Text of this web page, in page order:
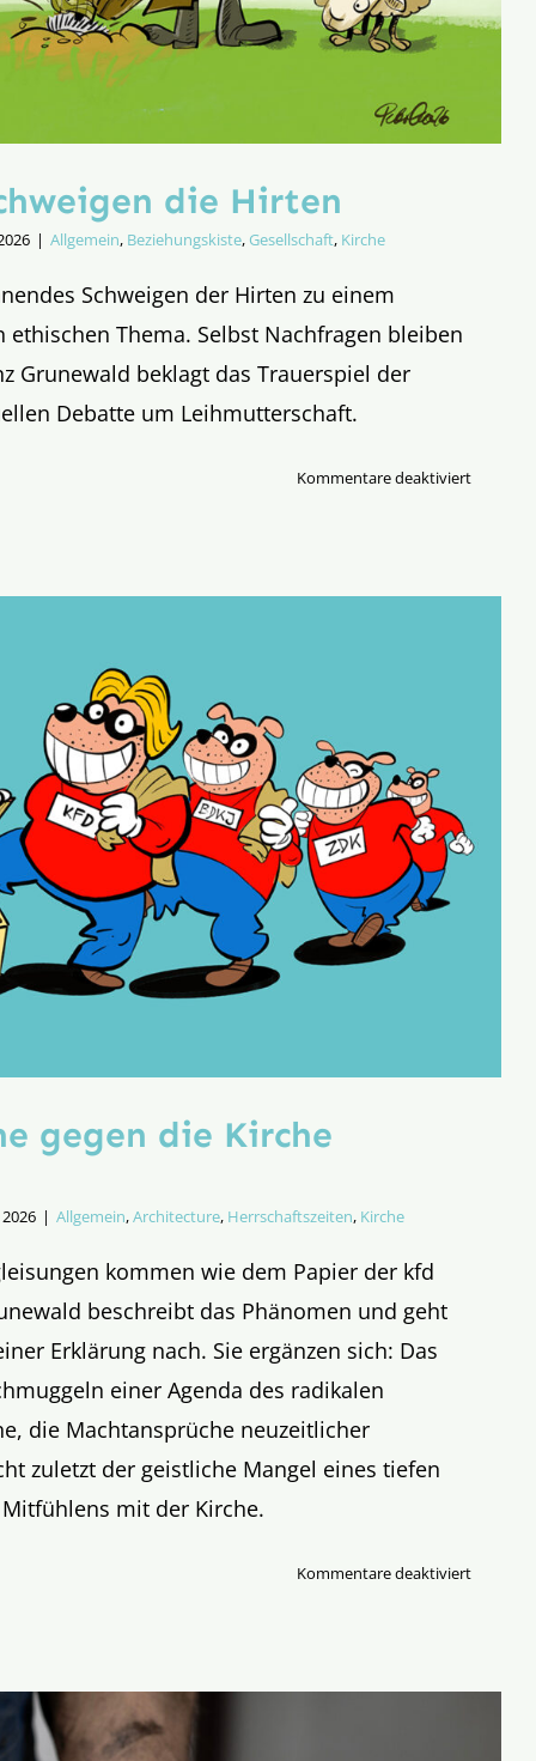
die Hirten
| Allgemein, Beziehungskiste,Gesellschaft, Kirche
Schweigen der Hirten zu einem
Thema. Selbst Nachfragen bleiben
Grunewald beklagt das Trauerspiel der
Debatte um Leihmutterschaft.
Kommentare deaktiviertfür
die
gegen die Kirche
2026 | Allgemein,Architecture, Herrschaftszeiten, Kirche
kommen wie dem Papier der kfd
beschreibt das Phänomen und geht
Erklärung nach. Sie ergänzen sich: Das
einer Agenda des radikalen
die Machtansprüche neuzeitlicher
zuletzt der geistliche Mangel eines tiefen
mit der Kirche.
Kommentare deaktiviertfür
gegen